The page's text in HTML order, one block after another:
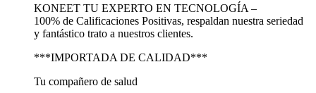
KONEET TU EXPERTO EN TECNOLOGÍA –
100% de Calificaciones Positivas, respaldan nuestra seriedad
y fantástico trato a nuestros clientes.
***IMPORTADA DE CALIDAD***
Tu compañero de salud